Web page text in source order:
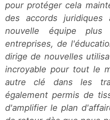
pour protéger cela
des accords
nouvelle équipe
entreprises, de
dirige de nouvelles
incroyable pour tout le
autre clé dans les
également permis de
d'amplifier le plan